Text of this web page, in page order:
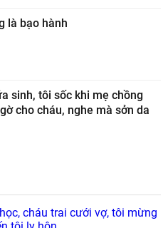
là bạo hành
sinh, tôi sốc khi mẹ chồng
cho cháu, nghe mà sởn da